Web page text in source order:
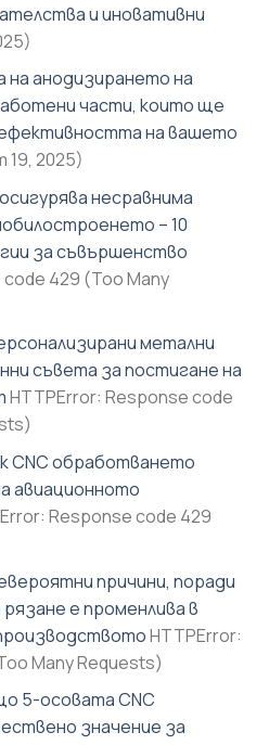
и иновативни
анодизирането на
части, които ще
на вашето
19, 2025)
несравнима
– 10
за съвършенство
429 (Too Many
метални
съвета за постигане на
HTTPError: Response code
CNC обработването
авиационното
Response code 429
причини, поради
е променлива в
HTTPError:
Many Requests)
5-осовата CNC
значение за